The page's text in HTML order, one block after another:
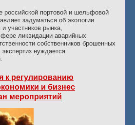
российской портовой и шельфовой
задуматься об экологии.
участников рынка,
ликвидации аварийных
собственников брошенных
нуждается
к регулированию
и бизнес
мероприятий